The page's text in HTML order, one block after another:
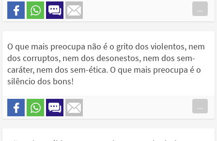
...
O que mais preocupa não é o grito dos violentos, nem
dos corruptos, nem dos desonestos, nem dos sem-
caráter, nem dos sem-ética. O que mais preocupa é o
silêncio dos bons!
...